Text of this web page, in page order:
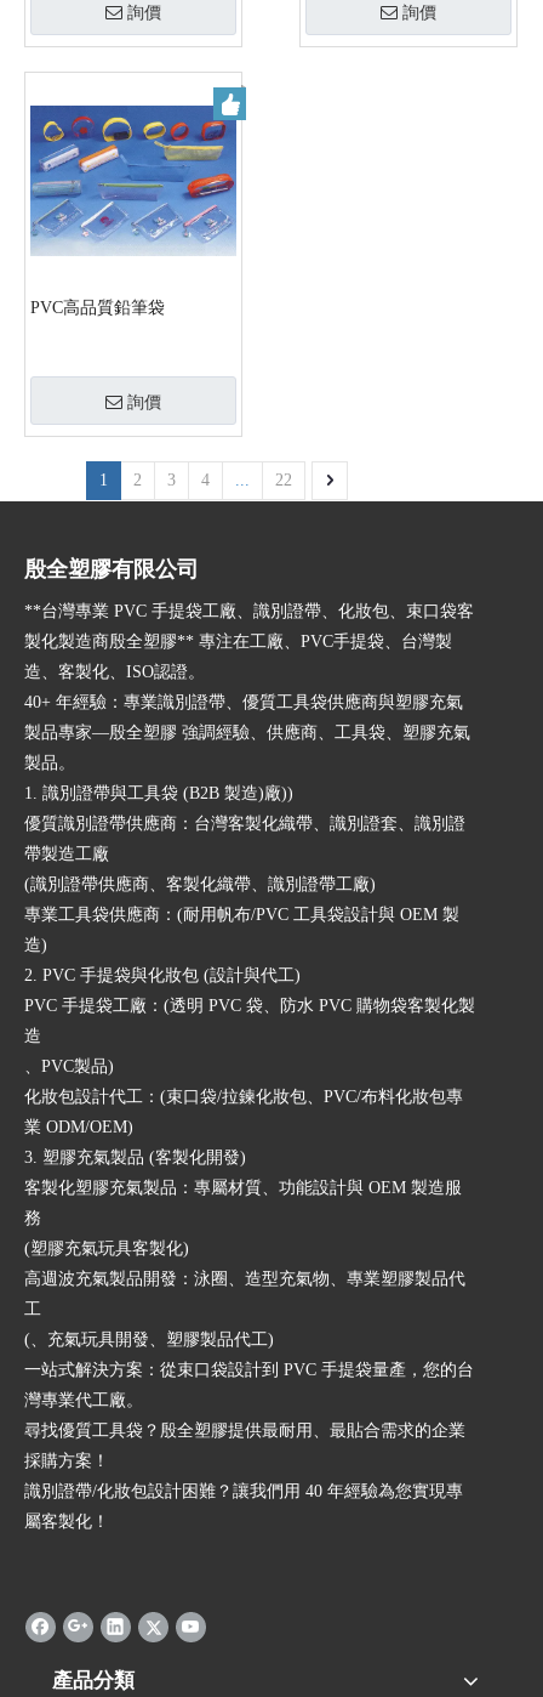
詢價 詢價
PVC高品質鉛筆袋
詢價
1 2 3 4 22
殷全塑膠有限公司
**台灣專業 PVC 手提袋工廠、識別證帶、化妝包、束口袋客
製化製造商殷全塑膠** 專注在工廠、PVC手提袋、台灣製
造、客製化、ISO認證。
40+ 年經驗：專業識別證帶、優質工具袋供應商與塑膠充氣
製品專家—殷全塑膠 強調經驗、供應商、工具袋、塑膠充氣
製品。
1. 識別證帶與工具袋 (B2B 製造)廠))
優質識別證帶供應商：台灣客製化織帶、識別證套、識別證
帶製造工廠
(識別證帶供應商、客製化織帶、識別證帶工廠)
專業工具袋供應商：(耐用帆布/PVC 工具袋設計與 OEM 製
造)
2. PVC 手提袋與化妝包 (設計與代工)
PVC 手提袋工廠：(透明 PVC 袋、防水 PVC 購物袋客製化製
造
、PVC製品)
化妝包設計代工：(束口袋/拉鍊化妝包、PVC/布料化妝包專
業 ODM/OEM)
3. 塑膠充氣製品 (客製化開發)
客製化塑膠充氣製品：專屬材質、功能設計與 OEM 製造服
務
(塑膠充氣玩具客製化)
高週波充氣製品開發：泳圈、造型充氣物、專業塑膠製品代
工
(、充氣玩具開發、塑膠製品代工)
一站式解決方案：從束口袋設計到 PVC 手提袋量產，您的台
灣專業代工廠。
尋找優質工具袋？殷全塑膠提供最耐用、最貼合需求的企業
採購方案！
識別證帶/化妝包設計困難？讓我們用 40 年經驗為您實現專
屬客製化！
產品分類